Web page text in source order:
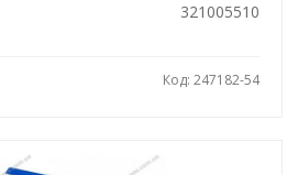
321005510
Код: 247182-54